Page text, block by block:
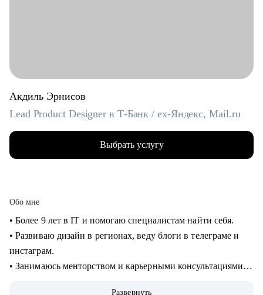
Акдиль Эрнисов
Lead Product Designer в Т-Банк / ex-Яндекс, Mail.ru
Выбрать услугу
Обо мне
• Более 9 лет в IT и помогаю специалистам найти себя.
• Развиваю дизайн в регионах, веду блоги в телеграме и
инстаграм.
• Занимаюсь менторством и карьерными консультациями с
Развернуть